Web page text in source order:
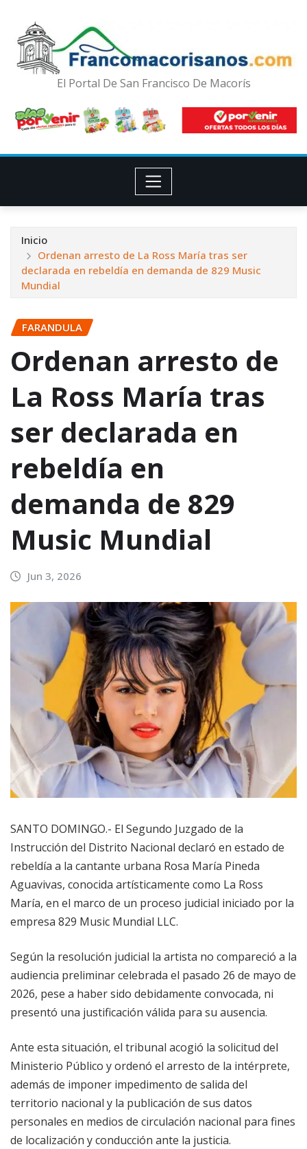
El Portal De San Francisco De Macorís
Inicio
Ordenan arresto de La Ross María tras ser
declarada en rebeldía en demanda de 829 Music
Mundial
FARANDULA
Ordenan arresto de
La Ross María tras
ser declarada en
rebeldía en
demanda de 829
Music Mundial
Jun 3, 2026
SANTO DOMINGO.- El Segundo Juzgado de la
Instrucción del Distrito Nacional declaró en estado de
rebeldía a la cantante urbana Rosa María Pineda
Aguavivas, conocida artísticamente como La Ross
María, en el marco de un proceso judicial iniciado por la
empresa 829 Music Mundial LLC.
Según la resolución judicial la artista no compareció a la
audiencia preliminar celebrada el pasado 26 de mayo de
2026, pese a haber sido debidamente convocada, ni
presentó una justificación válida para su ausencia.
Ante esta situación, el tribunal acogió la solicitud del
Ministerio Público y ordenó el arresto de la intérprete,
además de imponer impedimento de salida del
territorio nacional y la publicación de sus datos
personales en medios de circulación nacional para fines
de localización y conducción ante la justicia.